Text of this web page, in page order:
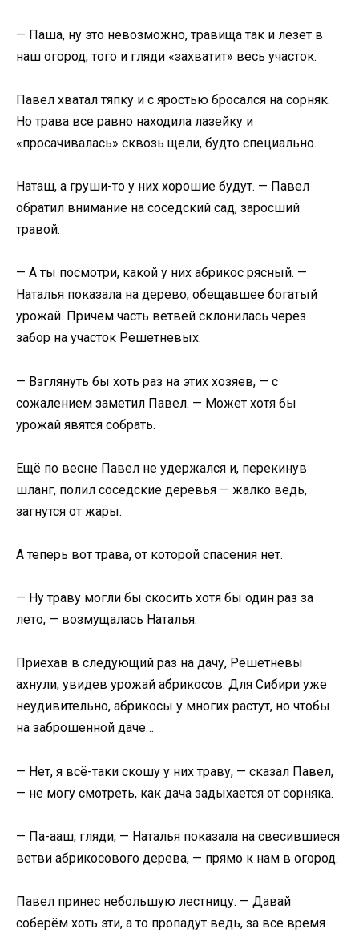
— Паша, ну это невозможно, травища так и лезет в
наш огород, того и гляди «захватит» весь участок.
Павел хватал тяпку и с яростью бросался на сорняк.
Но трава все равно находила лазейку и
«просачивалась» сквозь щели, будто специально.
Наташ, а груши-то у них хорошие будут. — Павел
обратил внимание на соседский сад, заросший
травой.
— А ты посмотри, какой у них абрикос рясный. —
Наталья показала на дерево, обещавшее богатый
урожай. Причем часть ветвей склонилась через
забор на участок Решетневых.
— Взглянуть бы хоть раз на этих хозяев, — с
сожалением заметил Павел. — Может хотя бы
урожай явятся собрать.
Ещё по весне Павел не удержался и, перекинув
шланг, полил соседские деревья — жалко ведь,
загнутся от жары.
А теперь вот трава, от которой спасения нет.
— Ну траву могли бы скосить хотя бы один раз за
лето, — возмущалась Наталья.
Приехав в следующий раз на дачу, Решетневы
ахнули, увидев урожай абрикосов. Для Сибири уже
неудивительно, абрикосы у многих растут, но чтобы
на заброшенной даче…
— Нет, я всё-таки скошу у них траву, — сказал Павел,
— не могу смотреть, как дача задыхается от сорняка.
— Па-ааш, гляди, — Наталья показала на свесившиеся
ветви абрикосового дерева, — прямо к нам в огород.
Павел принес небольшую лестницу. — Давай
соберём хоть эти, а то пропадут ведь, за все время